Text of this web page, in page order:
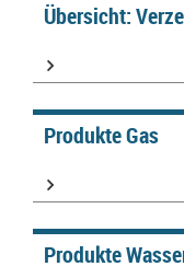
Übersicht:
Produkte Gas
Produkte